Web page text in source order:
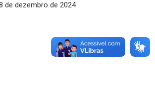
de dezembro de 2024